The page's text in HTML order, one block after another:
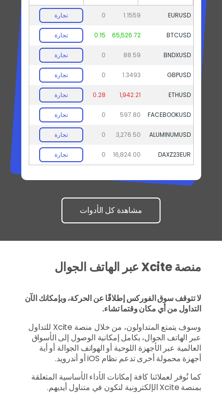
EURUSD
1.1559
0 تجارة
BTCUSD
65,526.72
0.15 تجارة
BNDXUSD
88.59
0 تجارة
GBPUSD
1.3493
0 تجارة
ETHUSD
1,942.21
0.28 تجارة
FACEBOOKUSD
597.80
0 تجارة
ALUMINUMUSD
3,276.50
0 تجارة
DAXZ23EUR
16,824.00
0 تجارة
مشاهدة كل الأدوات
منصة Xcite عبر الهاتف الجوال
لا تتوقف سوق الفوركس إطلاقًا عن الحركة، وبإمكانك الآن
التداول من أي مكان وقتما تشاء.
وسوف يتمتع المتداولون، من خلال منصة Xcite للتداول
عبر الهاتف الجوال، بكامل إمكانية الوصول إلى الأسواق
العالمية عبر الأجهزة اللوحية أو الهواتف الجوالة أو أية
أجهزة محمولة أخرى تدعم نظام iOS أو أندرويد.
كما نُوفر لعملائنا كافة إمكانات الأداء الأساسية المتعلقة
بمنصة Xcite الإلكترونية لتكون في متناول أيديهم.